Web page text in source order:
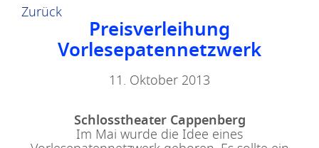
Zurück
Preisverleihung
Vorlesepatennetzwerk
11. Oktober 2013
Schlosstheater Cappenberg
Im Mai wurde die Idee eines